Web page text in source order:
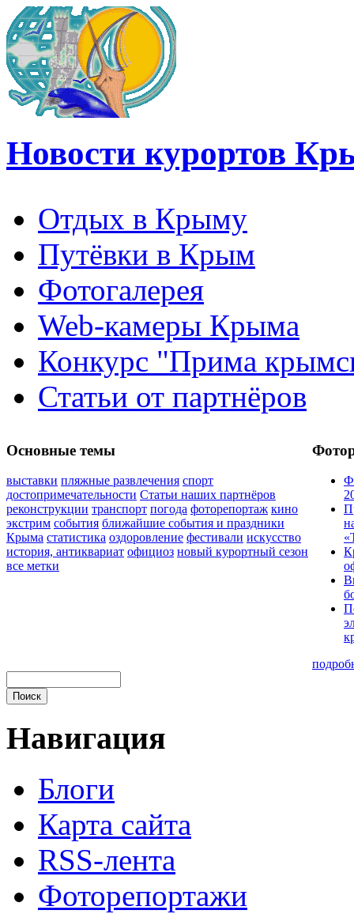
Новости курортов
Отдых в Крыму
Путёвки в Крым
Фотогалерея
Web-камеры Крыма
Конкурс "Прима
Статьи от партнёров
Основные темы
выставки пляжные развлечения спорт
достопримечательности Статьи наших партнёров
реконструкции транспорт погода фоторепортаж кино
экстрим события ближайшие события и праздники
Крыма статистика оздоровление фестивали искусство
история, антиквариат официоз новый курортный сезон
все метки
Навигация
Блоги
Карта сайта
RSS-лента
Фоторепортажи